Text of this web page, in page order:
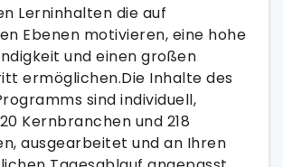
Lerninhalten die auf
Ebenen motivieren, eine hohe
und einen großen
ermöglichen.Die Inhalte des
sind individuell,
Kernbranchen und 218
ausgearbeitet und an Ihren